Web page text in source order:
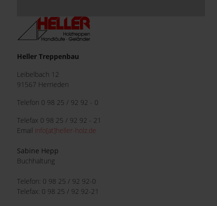
Heller Treppenbau
Leibelbach 12
91567 Herrieden
Telefon 0 98 25 / 92 92 - 0
Telefax 0 98 25 / 92 92 - 21
Email info[at]heller-holz.de
Sabine Hepp
Buchhaltung
Telefon: 0 98 25 / 92 92-0
Telefax: 0 98 25 / 92 92-21